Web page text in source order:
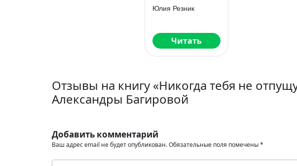
Юлия Резник
Читать
Отзывы на книгу «Никогда тебя не
Александры Багировой
Добавить комментарий
Ваш адрес email не будет опубликован.Обязательные поля помечены*